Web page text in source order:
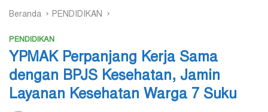
Beranda PENDIDIKAN
PENDIDIKAN
YPMAK Perpanjang Kerja Sama
dengan BPJS Kesehatan, Jamin
Layanan Kesehatan Warga 7 Suku